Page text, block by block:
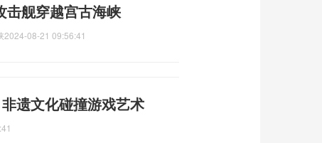
击舰穿越宫古海峡
2024-08-21 09:56:41
遗文化碰撞游戏艺术